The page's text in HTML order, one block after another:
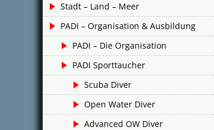
Stadt – Land – Meer
PADI – Organisation & Ausbildung
PADI – Die Organisation
PADI Sporttaucher
Scuba Diver
Open Water Diver
Advanced OW Diver